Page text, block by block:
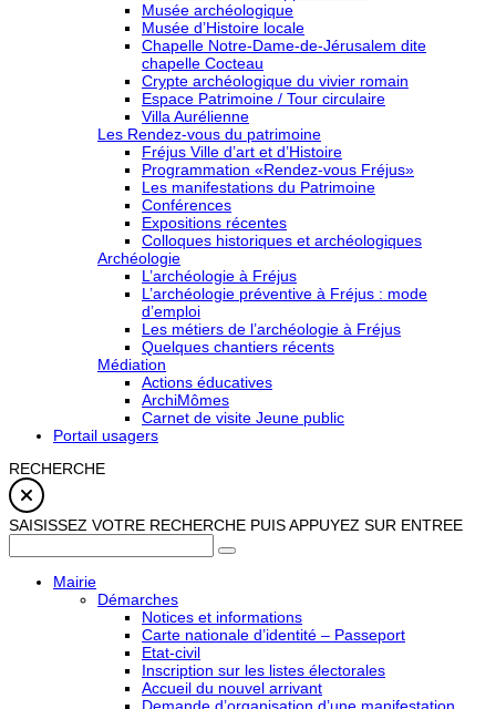
Musée archéologique
Musée d’Histoire locale
Chapelle Notre-Dame-de-Jérusalem dite
chapelle Cocteau
Crypte archéologique du vivier romain
Espace Patrimoine / Tour circulaire
Villa Aurélienne
Les Rendez-vous du patrimoine
Fréjus Ville d’art et d’Histoire
Programmation «Rendez-vous Fréjus»
Les manifestations du Patrimoine
Conférences
Expositions récentes
Colloques historiques et archéologiques
Archéologie
L’archéologie à Fréjus
L’archéologie préventive à Fréjus : mode
d’emploi
Les métiers de l’archéologie à Fréjus
Quelques chantiers récents
Médiation
Actions éducatives
ArchiMômes
Carnet de visite Jeune public
Portail usagers
RECHERCHE
SAISISSEZ VOTRE RECHERCHE PUIS APPUYEZ SUR ENTREE
Mairie
Démarches
Notices et informations
Carte nationale d’identité – Passeport
Etat-civil
Inscription sur les listes électorales
Accueil du nouvel arrivant